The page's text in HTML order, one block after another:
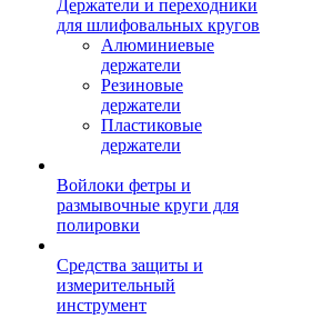
Держатели и переходники
для шлифовальных кругов
Алюминиевые
держатели
Резиновые
держатели
Пластиковые
держатели
Войлоки фетры и
размывочные круги для
полировки
Средства защиты и
измерительный
инструмент